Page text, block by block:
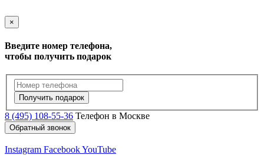
×
Введите номер телефона,
чтобы получить подарок
Получить подарок
8 (495) 108-55-36 Телефон в Москве
Обратный звонок
Instagram FacebookYouTube